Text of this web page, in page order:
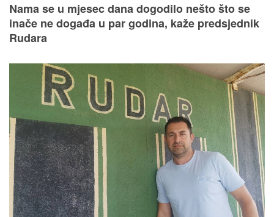
Nama se u mjesec dana dogodilo nešto što se
inače ne događa u par godina, kaže predsjednik
Rudara